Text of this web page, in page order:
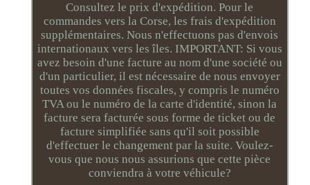
Consultez le prix d'expédition. Pour le
commandes vers la Corse, les frais d'expédition
supplémentaires. Nous n'effectuons pas d'envois
internationaux vers les îles. IMPORTANT: Si vous
avez besoin d'une facture au nom d'une société ou
d'un particulier, il est nécessaire de nous envoyer
toutes vos données fiscales, y compris le numéro
TVA ou le numéro de la carte d'identité, sinon la
facture sera facturée sous forme de ticket ou de
facture simplifiée sans qu'il soit possible
d'effectuer le changement par la suite. Voulez-
vous que nous nous assurions que cette pièce
conviendra à votre véhicule?